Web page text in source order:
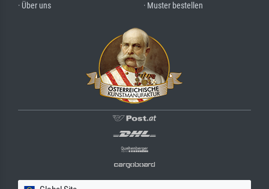
· Über uns
· Muster bestellen